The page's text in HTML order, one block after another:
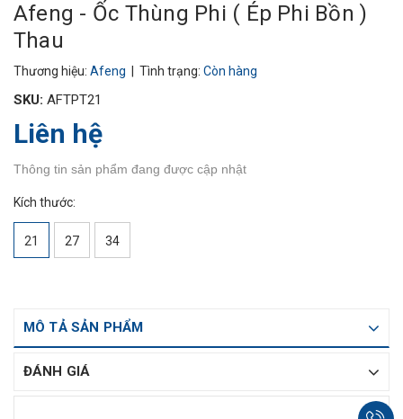
Afeng - Ốc Thùng Phi ( Ép Phi Bồn )
Thau
Thương hiệu: Afeng | Tình trạng: Còn hàng
SKU: AFTPT21
Liên hệ
Thông tin sản phẩm đang được cập nhật
Kích thước:
21 27 34
MÔ TẢ SẢN PHẨM
ĐÁNH GIÁ